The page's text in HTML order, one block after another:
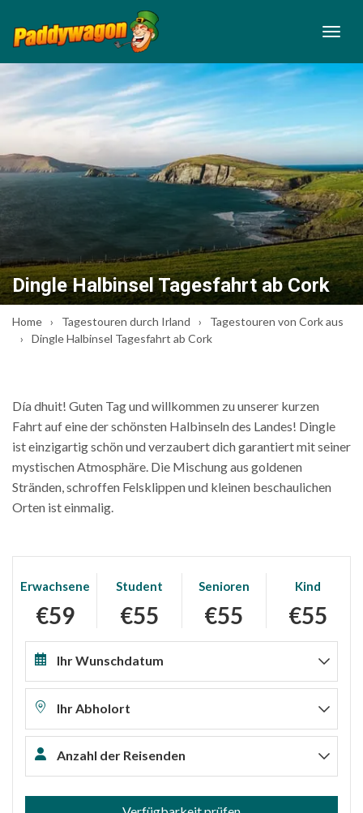
Dingle Halbinsel Tagesfahrt ab Cork
Home Tagestouren durch Irland
Tagestouren von Cork aus
Dingle Halbinsel Tagesfahrt ab Cork
Día dhuit! Guten Tag und willkommen zu unserer kurzen
Fahrt auf eine der schönsten Halbinseln des Landes! Dingle
ist einzigartig schön und verzaubert dich garantiert mit seiner
mystischen Atmosphäre. Die Mischung aus goldenen
Stränden, schroffen Felsklippen und kleinen beschaulichen
Orten ist einmalig.
Erwachsene
€59
Student
€55
Senioren
€55
Kind
€55
Ihr Wunschdatum
Ihr Abholort
Anzahl der Reisenden